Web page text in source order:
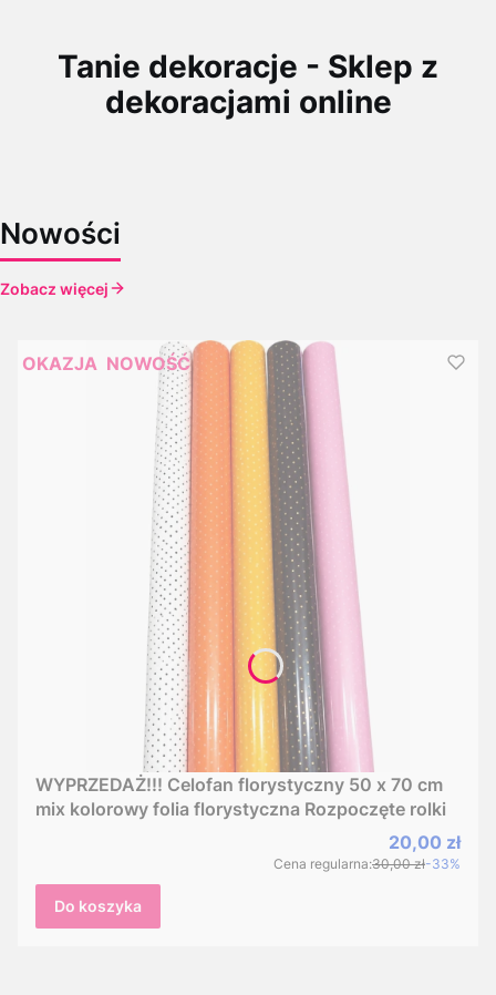
Tanie dekoracje - Sklep z
dekoracjami online
Nowości
Zobacz więcej
OKAZJA NOWOŚĆ
WYPRZEDAŻ!!! Celofan florystyczny 50 x 70 cm
mix kolorowy folia florystyczna Rozpoczęte rolki
Cena
20,00 zł
Cena regularna:30,00 zł-33%
Do koszyka